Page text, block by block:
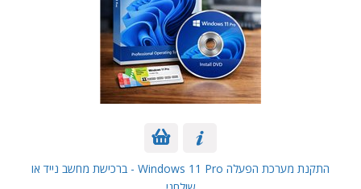
התקנת מערכת הפעלה Windows 11 Pro - ברכישת מחשב נייד או